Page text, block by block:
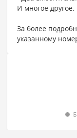
И многое другое.
За более
указанному